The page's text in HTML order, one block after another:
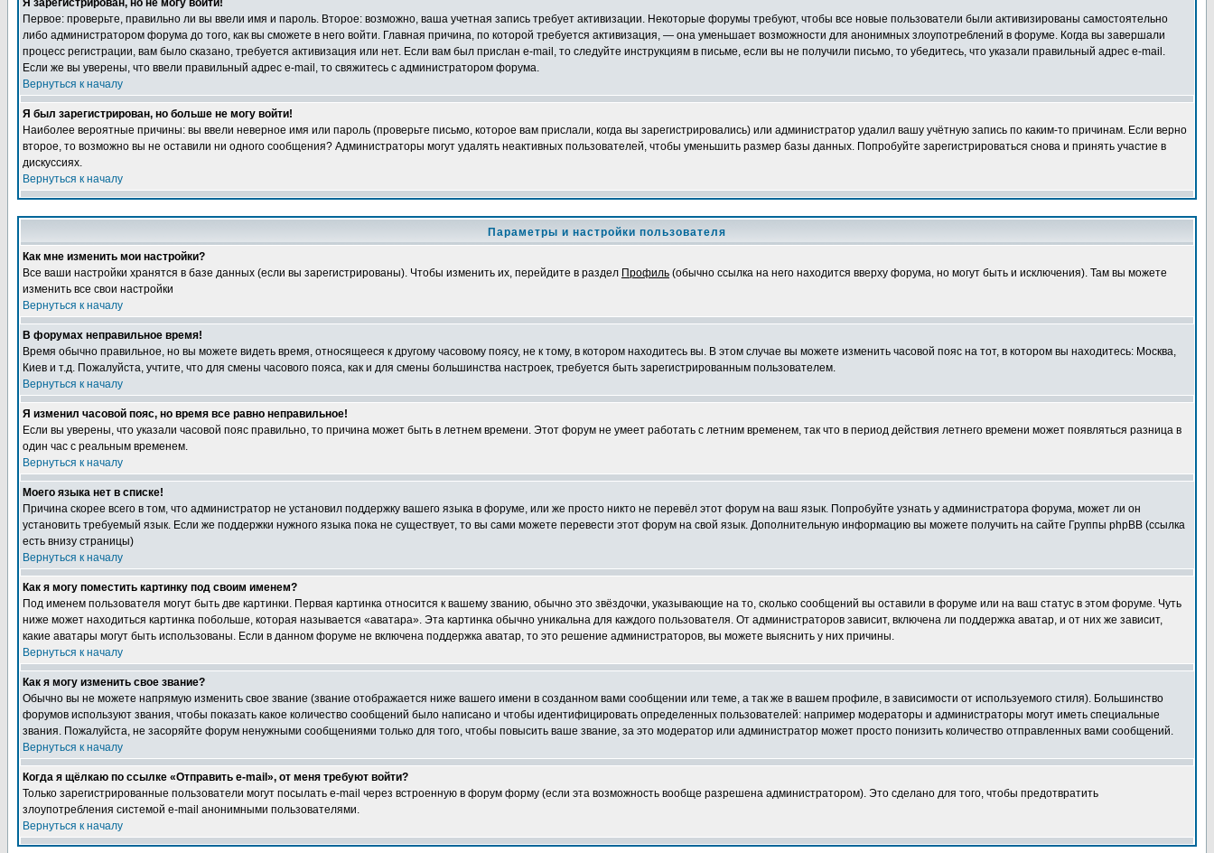
Я зарегистрирован, но не могу войти!
Первое: проверьте, правильно ли вы ввели имя и пароль. Второе: возможно, ваша учетная запись требует активизации. Некоторые форумы требуют, чтобы все новые пользователи были активизированы самостоятельно
либо администратором форума до того, как вы сможете в него войти. Главная причина, по которой требуется активизация, — она уменьшает возможности для анонимных злоупотреблений в форуме. Когда вы завершали
процесс регистрации, вам было сказано, требуется активизация или нет. Если вам был прислан e-mail, то следуйте инструкциям в письме, если вы не получили письмо, то убедитесь, что указали правильный адрес e-mail.
Если же вы уверены, что ввели правильный адрес e-mail, то свяжитесь с администратором форума.
Вернуться к началу
Я был зарегистрирован, но больше не могу войти!
Наиболее вероятные причины: вы ввели неверное имя или пароль (проверьте письмо, которое вам прислали, когда вы зарегистрировались) или администратор удалил вашу учётную запись по каким-то причинам. Если верно
второе, то возможно вы не оставили ни одного сообщения? Администраторы могут удалять неактивных пользователей, чтобы уменьшить размер базы данных. Попробуйте зарегистрироваться снова и принять участие в
дискуссиях.
Вернуться к началу
Параметры и настройки пользователя
Как мне изменить мои настройки?
Все ваши настройки хранятся в базе данных (если вы зарегистрированы). Чтобы изменить их, перейдите в раздел Профиль (обычно ссылка на него находится вверху форума, но могут быть и исключения). Там вы можете
изменить все свои настройки
Вернуться к началу
В форумах неправильное время!
Время обычно правильное, но вы можете видеть время, относящееся к другому часовому поясу, не к тому, в котором находитесь вы. В этом случае вы можете изменить часовой пояс на тот, в котором вы находитесь: Москва,
Киев и т.д. Пожалуйста, учтите, что для смены часового пояса, как и для смены большинства настроек, требуется быть зарегистрированным пользователем.
Вернуться к началу
Я изменил часовой пояс, но время все равно неправильное!
Если вы уверены, что указали часовой пояс правильно, то причина может быть в летнем времени. Этот форум не умеет работать с летним временем, так что в период действия летнего времени может появляться разница в
один час с реальным временем.
Вернуться к началу
Моего языка нет в списке!
Причина скорее всего в том, что администратор не установил поддержку вашего языка в форуме, или же просто никто не перевёл этот форум на ваш язык. Попробуйте узнать у администратора форума, может ли он
установить требуемый язык. Если же поддержки нужного языка пока не существует, то вы сами можете перевести этот форум на свой язык. Дополнительную информацию вы можете получить на сайте Группы phpBB (ссылка
есть внизу страницы)
Вернуться к началу
Как я могу поместить картинку под своим именем?
Под именем пользователя могут быть две картинки. Первая картинка относится к вашему званию, обычно это звёздочки, указывающие на то, сколько сообщений вы оставили в форуме или на ваш статус в этом форуме. Чуть
ниже может находиться картинка побольше, которая называется «аватара». Эта картинка обычно уникальна для каждого пользователя. От администраторов зависит, включена ли поддержка аватар, и от них же зависит,
какие аватары могут быть использованы. Если в данном форуме не включена поддержка аватар, то это решение администраторов, вы можете выяснить у них причины.
Вернуться к началу
Как я могу изменить свое звание?
Обычно вы не можете напрямую изменить свое звание (звание отображается ниже вашего имени в созданном вами сообщении или теме, а так же в вашем профиле, в зависимости от используемого стиля). Большинство
форумов используют звания, чтобы показать какое количество сообщений было написано и чтобы идентифицировать определенных пользователей: например модераторы и администраторы могут иметь специальные
звания. Пожалуйста, не засоряйте форум ненужными сообщениями только для того, чтобы повысить ваше звание, за это модератор или администратор может просто понизить количество отправленных вами сообщений.
Вернуться к началу
Когда я щёлкаю по ссылке «Отправить e-mail», от меня требуют войти?
Только зарегистрированные пользователи могут посылать e-mail через встроенную в форум форму (если эта возможность вообще разрешена администратором). Это сделано для того, чтобы предотвратить
злоупотребления системой e-mail анонимными пользователями.
Вернуться к началу